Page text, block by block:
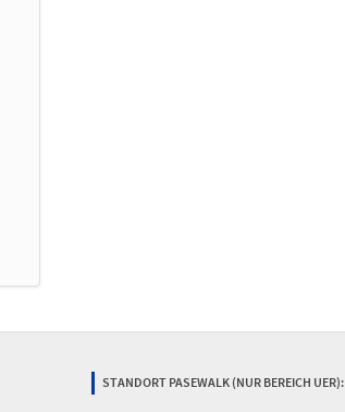
STANDORT PASEWALK (NUR BEREICH UER):